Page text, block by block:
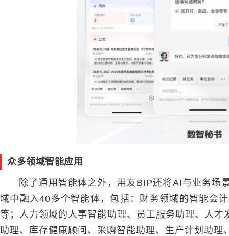
众多领域智能应用
除了通用智能体之外，用友BIP还将AI与业务场
域中融入40多个智能体 ，包括：财务领域的智能会
等；人力领域的人事智能助理、员工服务助理、人
助理、库存健康顾问、采购智能助理、生产计划助